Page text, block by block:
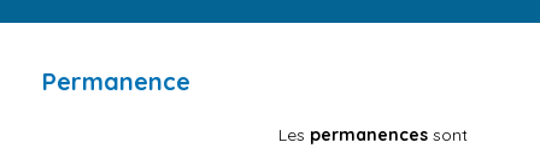
Permanence
Les permanences sont